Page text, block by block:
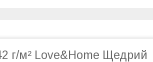
г/м² Love&Home Щедрий